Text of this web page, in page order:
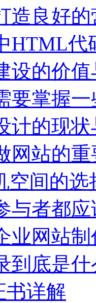
造良好
HTML代
设的价
要掌握
计的现
网站的重
空间的选
与者都
业网站
到底是
书详解